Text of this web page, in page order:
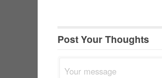
Post Your Thoughts